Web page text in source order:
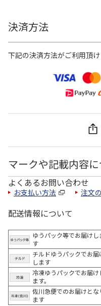
決済方法
下記の決済方法がご利用頂け
マークや記載内容
よくあるお問い合わせ
お支払い方法 注文
配送情報について
ゆうパック等でお届けし
す
チルドゆうパックでお届
します
冷凍ゆうパックでお届け
ます。
佐川急便でのお届けとな
ます